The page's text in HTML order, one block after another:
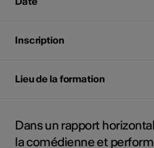
Inscription
Lieu de la formation
Dans un rapport
la comédienne et